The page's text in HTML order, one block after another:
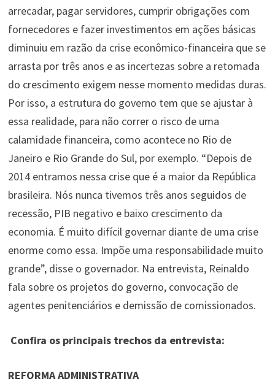
arrecadar, pagar servidores, cumprir obrigações com
fornecedores e fazer investimentos em ações básicas
diminuiu em razão da crise econômico-financeira que se
arrasta por três anos e as incertezas sobre a retomada
do crescimento exigem nesse momento medidas duras.
Por isso, a estrutura do governo tem que se ajustar à
essa realidade, para não correr o risco de uma
calamidade financeira, como acontece no Rio de
Janeiro e Rio Grande do Sul, por exemplo. “Depois de
2014 entramos nessa crise que é a maior da República
brasileira. Nós nunca tivemos três anos seguidos de
recessão, PIB negativo e baixo crescimento da
economia. É muito difícil governar diante de uma crise
enorme como essa. Impõe uma responsabilidade muito
grande”, disse o governador. Na entrevista, Reinaldo
fala sobre os projetos do governo, convocação de
agentes penitenciários e demissão de comissionados.
Confira os principais trechos da entrevista:
REFORMA ADMINISTRATIVA